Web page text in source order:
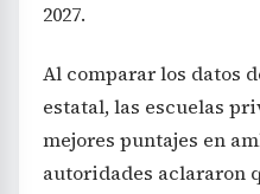
2027.
Al comparar los datos
estatal, las escuelas
mejores puntajes en
autoridades aclararon